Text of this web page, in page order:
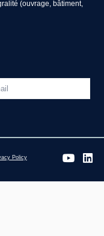
(ouvrage, bâtiment,
Policy